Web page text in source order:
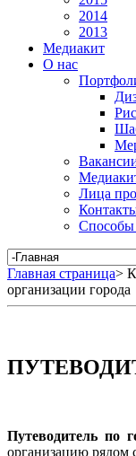
2014
2013
Медиакит
О нас
Лица
Способы
Главная страница>
организации города
Путеводитель по
организацию